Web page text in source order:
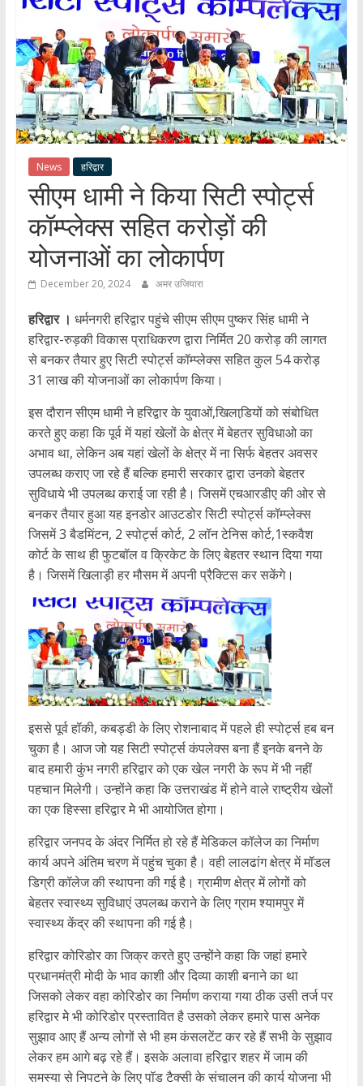
हर
खबर
।
सच्ची
खबर
।
सबकी
News हरिद्वार
सीएम धामी ने किया सिटी स्पोर्ट्स
कॉम्प्लेक्स सहित करोड़ों की
योजनाओं का लोकार्पण
December 20, 2024 अमर उजियारा
हरिद्वार । धर्मनगरी हरिद्वार पहुंचे सीएम सीएम पुष्कर सिंह धामी ने
हरिद्वार-रुड़की विकास प्राधिकरण द्वारा निर्मित 20 करोड़ की लागत
से बनकर तैयार हुए सिटी स्पोर्ट्स कॉम्प्लेक्स सहित कुल 54 करोड़
31 लाख की योजनाओं का लोकार्पण किया।
इस दौरान सीएम धामी ने हरिद्वार के युवाओं,खिलाडि़यों को संबोधित
करते हुए कहा कि पूर्व में यहां खेलों के क्षेत्र में बेहतर सुविधाओ का
अभाव था, लेकिन अब यहां खेलों के क्षेत्र में ना सिर्फ बेहतर अवसर
उपलब्ध कराए जा रहे हैं बल्कि हमारी सरकार द्वारा उनको बेहतर
सुविधाये भी उपलब्ध कराई जा रही है। जिसमें एचआरडीए की ओर से
बनकर तैयार हुआ यह इनडोर आउटडोर सिटी स्पोर्ट्स कॉम्प्लेक्स
जिसमें 3 बैडमिंटन, 2 स्पोर्ट्स कोर्ट, 2 लॉन टेनिस कोर्ट,1स्कवैश
कोर्ट के साथ ही फुटबॉल व क्रिकेट के लिए बेहतर स्थान दिया गया
है। जिसमें खिलाड़ी हर मौसम में अपनी प्रैक्टिस कर सकेंगे।
इससे पूर्व हॉकी, कबड्डी के लिए रोशनाबाद में पहले ही स्पोर्ट्स हब बन
चुका है। आज जो यह सिटी स्पोर्ट्स कंपलेक्स बना हैं इनके बनने के
बाद हमारी कुंभ नगरी हरिद्वार को एक खेल नगरी के रूप में भी नहीं
पहचान मिलेगी। उन्होंने कहा कि उत्तराखंड में होने वाले राष्ट्रीय खेलों
का एक हिस्सा हरिद्वार मेे भी आयोजित होगा।
हरिद्वार जनपद के अंदर निर्मित हो रहे हैं मेडिकल कॉलेज का निर्माण
कार्य अपने अंतिम चरण में पहुंच चुका है। वही लालढांग क्षेत्र में मॉडल
डिग्री कॉलेज की स्थापना की गई है। ग्रामीण क्षेत्र में लोगों को
बेहतर स्वास्थ्य सुविधाएं उपलब्ध कराने के लिए ग्राम श्यामपुर में
स्वास्थ्य केंद्र की स्थापना की गई है।
हरिद्वार कोरिडोर का जिक्र करते हुए उन्होंने कहा कि जहां हमारे
प्रधानमंत्री मोदी के भाव काशी और दिव्या काशी बनाने का था
जिसको लेकर वहा कोरिडोर का निर्माण कराया गया ठीक उसी तर्ज पर
हरिद्वार मेे भी कोरिडोर प्रस्तावित है उसको लेकर हमारे पास अनेक
सुझाव आए हैं अन्य लोगों से भी हम कंसलटेंट कर रहे हैं सभी के सुझाव
लेकर हम आगे बढ़ रहे हैं। इसके अलावा हरिद्वार शहर में जाम की
समस्या से निपटने के लिए पॉड टैक्सी के संचालन की कार्य योजना भी